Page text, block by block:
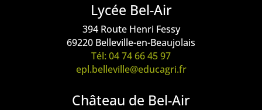
Lycée Bel-Air
394 Route Henri Fessy
69220 Belleville-en-Beaujolais
Tél: 04 74 66 45 97
epl.belleville@educagri.fr
Château de Bel-Air